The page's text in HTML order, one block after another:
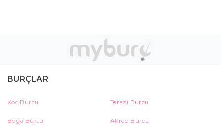
BURÇLAR
Koç Burcu Terazi Burcu
Boğa Burcu Akrep Burcu